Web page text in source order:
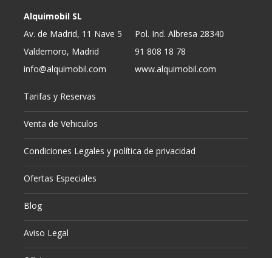
Alquimobil SL
Av. de Madrid, 11 Nave 5
Pol. Ind. Albresa 28340
Valdemoro, Madrid
91 808 18 78
info@alquimobil.com
www.alquimobil.com
Tarifas y Reservas
Venta de Vehiculos
Condiciones Legales y política de privacidad
Ofertas Especiales
Blog
Aviso Legal